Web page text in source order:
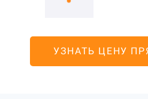
УЗНАТЬ ЦЕНУ